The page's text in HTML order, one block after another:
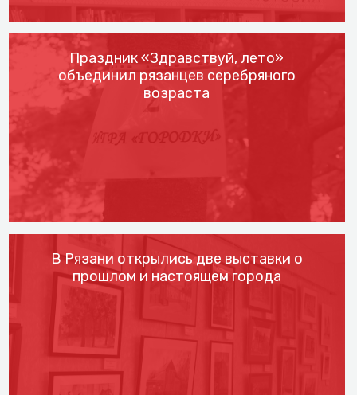
Праздник «Здравствуй, лето»
объединил рязанцев серебряного
возраста
В Рязани открылись две выставки о
прошлом и настоящем города